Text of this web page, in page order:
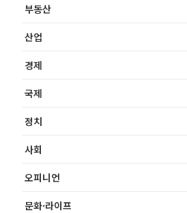
부동산
산업
경제
국제
정치
사회
오피니언
문화·라이프